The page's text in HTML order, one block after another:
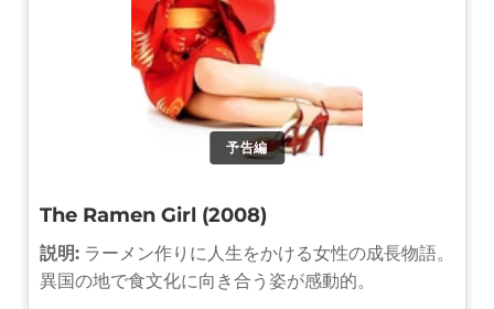
予告編
The Ramen Girl (2008)
説明: ラーメン作りに人生をかける女性の成長物語。
異国の地で食文化に向き合う姿が感動的。